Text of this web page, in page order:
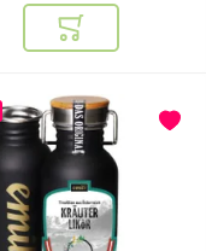
In den